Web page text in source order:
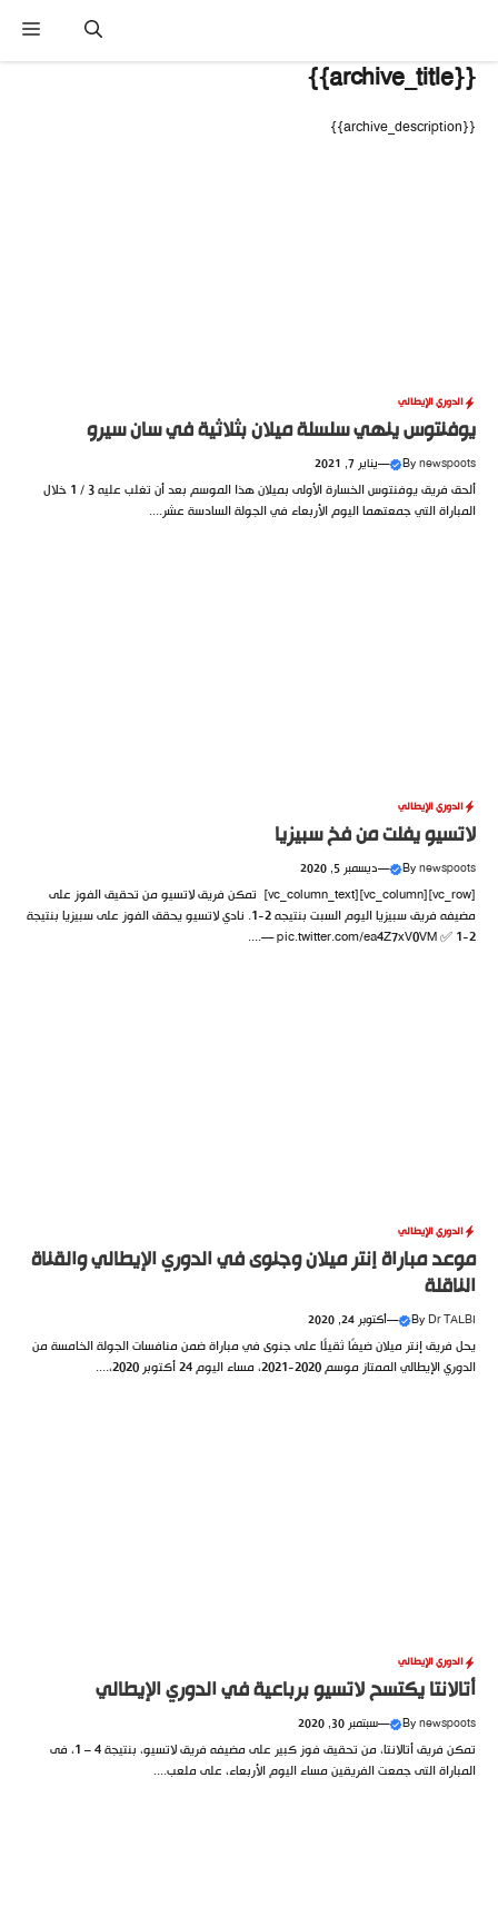
المحتوى
{{archive_title}}
{{archive_description}}
الدوري الإيطالي
يوفنتوس ينهي سلسلة ميلان بثلاثية في سان سيرو
Bynewspoots
—يناير 7, 2021
ألحق فريق يوفنتوس الخسارة الأولى بميلان هذا الموسم بعد أن تغلب عليه 3 / 1 خلال
المباراة التي جمعتهما اليوم الأربعاء في الجولة السادسة عشر....
الدوري الإيطالي
لاتسيو يفلت من فخ سبيزيا
Bynewspoots
—ديسمبر 5, 2020
[vc_row][vc_column][vc_column_text] تمكن فريق لاتسيو من تحقيق الفوز على
مضيفه فريق سبيزيا اليوم السبت بنتيجه 2-1. نادي لاتسيو يحقق الفوز على سبيزيا بنتيجة
2-1 ✅ pic.twitter.com/ea4Z7xV0VM —....
الدوري الإيطالي
موعد مباراة إنتر ميلان وجنوى في الدوري الإيطالي والقناة
الناقلة
By Dr TALBI
—أكتوبر 24, 2020
يحل فريق إنتر ميلان ضيفًا ثقيلًا على جنوى في مباراة ضمن منافسات الجولة الخامسة من
الدوري الإيطالي الممتاز موسم 2020-2021، مساء اليوم 24 أكتوبر 2020،....
الدوري الإيطالي
أتالانتا يكتسح لاتسيو برباعية في الدوري الإيطالي
Bynewspoots
—سبتمبر 30, 2020
تمكن فريق أتالانتا، من تحقيق فوز كبير على مضيفه فريق لاتسيو، بنتيجة 4 – 1، فى
المباراة التى جمعت الفريقين مساء اليوم الأربعاء، على ملعب....